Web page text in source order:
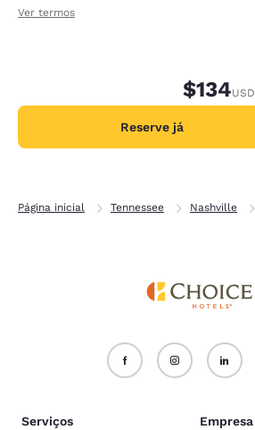
noites de estacionamento, além de
Ver termos
$134USD
Reserve já
Página inicial Tennessee Nashville
Serviços Empresa